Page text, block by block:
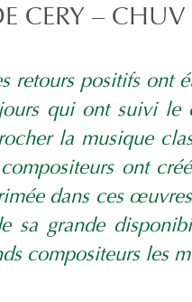
CERY – CHUV
retours positifs ont
qui ont suivi le
la musique
ont
dans ces
sa grande
compositeurs les